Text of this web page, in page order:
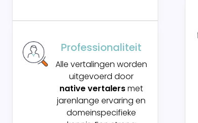
Professionaliteit
Alle vertalingen worden
uitgevoerd door
native vertalersmet
jarenlange ervaring en
domeinspecifieke